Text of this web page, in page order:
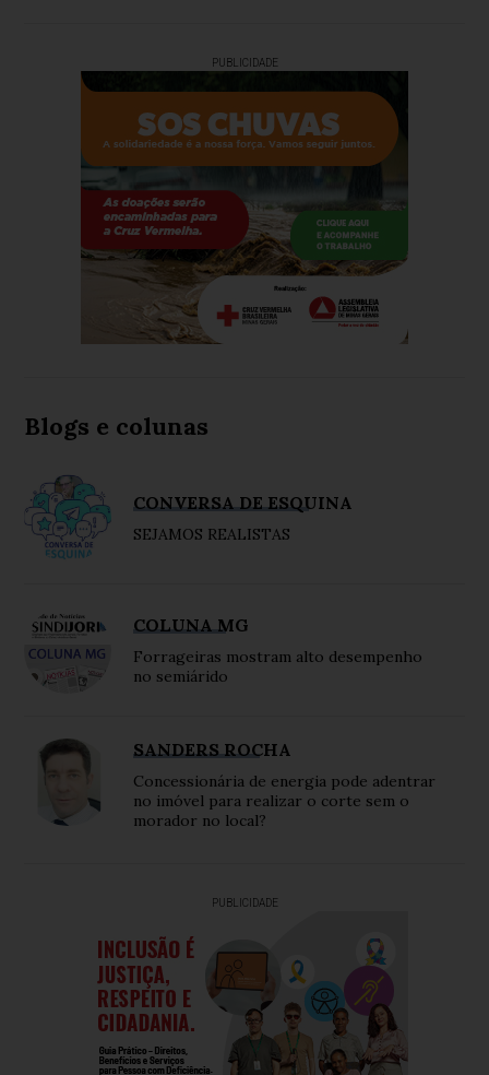
PUBLICIDADE
Blogs e colunas
CONVERSA DE ESQUINA
SEJAMOS REALISTAS
COLUNA MG
Forrageiras mostram alto desempenho
no semiárido
SANDERS ROCHA
Concessionária de energia pode adentrar
no imóvel para realizar o corte sem o
morador no local?
PUBLICIDADE